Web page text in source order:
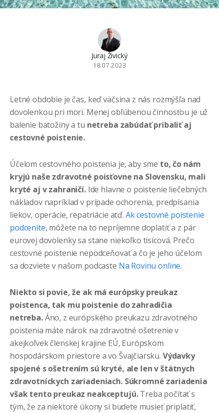
Juraj Živický
18.07.2023
Letné obdobie je čas, keď väčsina z nás rozmýšľa nad
dovolenkou pri mori. Menej obľúbenou činnosťou je už
balenie batožiny a tu netreba zabúdať pribaliť aj
cestovné poistenie.
Účelom cestovného poistenia je, aby sme to, čo nám
kryjú naše zdravotné poisťovne na Slovensku, mali
kryté aj v zahraničí.Ide hlavne o poistenie liečebných
nákladov napríklad v prípade ochorenia, predpísania
liekov, operácie, repatriácie atď. Ak cestovné poistenie
podceníte, môžete na to nepríjemne doplatiť a z pár
eurovej dovolenky sa stane niekoľko tisícová. Prečo
cestovné poistenie nepodceňovať a čo je jeho účelom
sa dozviete v našom podcaste Na Rovinu online.
Niekto si povie, že ak má európsky preukaz
poistenca, tak mu poistenie do zahradičia
netreba.Áno, z európského preukazu zdravotného
poistenia máte nárok na zdravotné ošetrenie v
akejkoľvek členskej krajine EÚ, Európskom
hospodárskom priestore a vo Švajčiarsku. Výdavky
spojené s ošetrením sú kryté, ale len v štátnych
zdravotníckych zariadeniach. Súkromné zariadenia
však tento preukaz neakceptujú.Treba počítať s
tým, že za niektoré úkony si budete musieť priplatiť,